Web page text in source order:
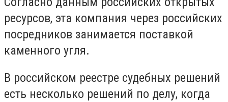
ресурсов, эта компания через российских
посредников занимается поставкой
каменного угля.
В российском реестре судебных решений
есть несколько решений по делу, когда